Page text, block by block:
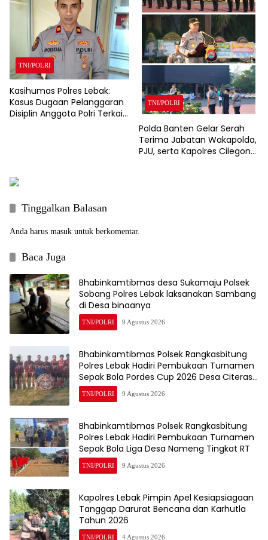
TNI/POLRI
Kasihumas Polres Lebak:
Kasus Dugaan Pelanggaran
Disiplin Anggota Polri Terkait
TNI/POLRI
Polda Banten Gelar Serah
Terima Jabatan Wakapolda,
PJU, serta Kapolres Cilegon
Tinggalkan Balasan
Anda harus masuk untuk berkomentar.
Baca Juga
Bhabinkamtibmas desa Sukamaju Polsek
Sobang Polres Lebak laksanakan Sambang
di Desa binaanya
TNI/POLRI 9 Agustus 2026
Bhabinkamtibmas Polsek Rangkasbitung
Polres Lebak Hadiri Pembukaan Turnamen
Sepak Bola Pordes Cup 2026 Desa Citeras
Tingkat RT
TNI/POLRI 9 Agustus 2026
Bhabinkamtibmas Polsek Rangkasbitung
Polres Lebak Hadiri Pembukaan Turnamen
Sepak Bola Liga Desa Nameng Tingkat RT
TNI/POLRI 9 Agustus 2026
Kapolres Lebak Pimpin Apel Kesiapsiagaan
Tanggap Darurat Bencana dan Karhutla
Tahun 2026
TNI/POLRI 4 Agustus 2026